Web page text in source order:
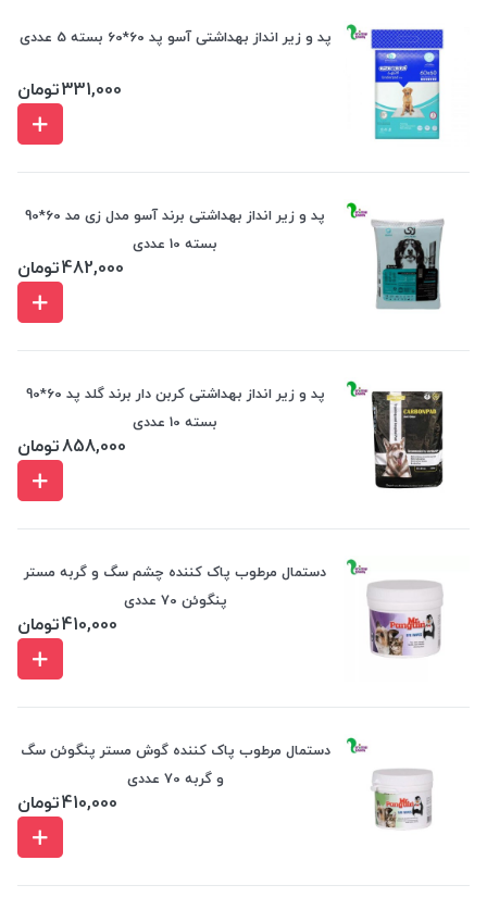
پد و زیر انداز بهداشتی آسو پد 60*60 بسته 5 عددی
331,000تومان
پد و زیر انداز بهداشتی برند آسو مدل زی مد 60*90
بسته 10 عددی
482,000تومان
پد و زیر انداز بهداشتی کربن دار برند گلد پد 60*90
بسته 10 عددی
858,000تومان
دستمال مرطوب پاک کننده چشم سگ و گربه مستر
پنگوئن 70 عددی
410,000تومان
دستمال مرطوب پاک کننده گوش مستر پنگوئن سگ
و گربه 70 عددی
410,000تومان